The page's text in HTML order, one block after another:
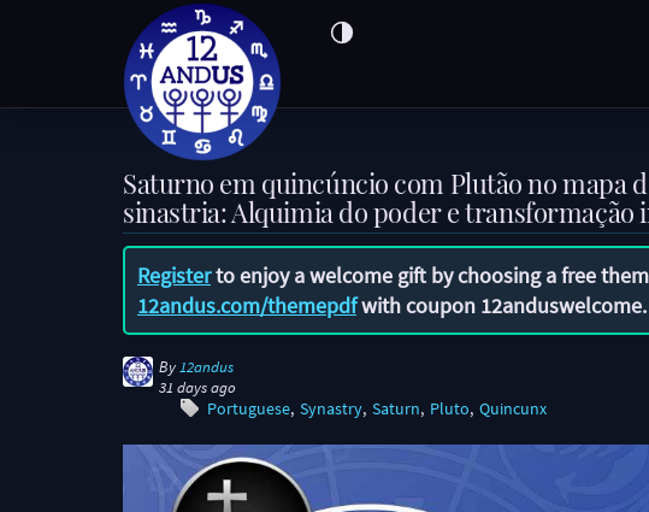
Saturno em quincúncio com Plutão no mapa
sinastria: Alquimia do poder e transformação
Registerto enjoy a welcome gift by choosing a free
12andus.com/themepdfwith coupon 12anduswelcome.
By 12andus
31 days ago
Portuguese Synastry Saturn Pluto Quincunx